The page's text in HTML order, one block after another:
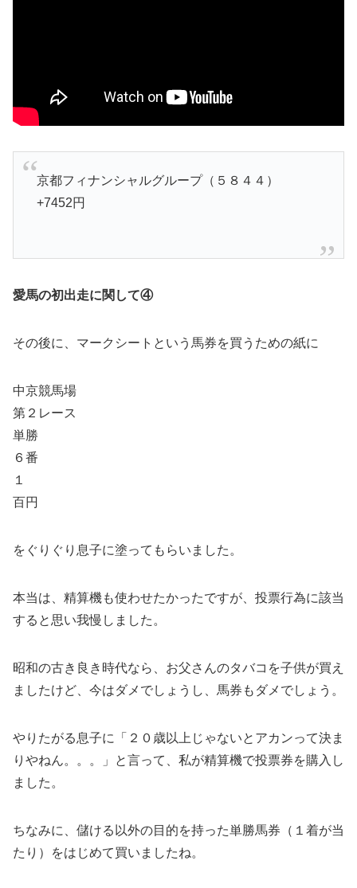
京都フィナンシャルグループ（５８４４）
+7452円
愛馬の初出走に関して④
その後に、マークシートという馬券を買うための紙に
中京競馬場
第２レース
単勝
６番
１
百円
をぐりぐり息子に塗ってもらいました。
本当は、精算機も使わせたかったですが、投票行為に該当
すると思い我慢しました。
昭和の古き良き時代なら、お父さんのタバコを子供が買え
ましたけど、今はダメでしょうし、馬券もダメでしょう。
やりたがる息子に「２０歳以上じゃないとアカンって決ま
りやねん。。。」と言って、私が精算機で投票券を購入し
ました。
ちなみに、儲ける以外の目的を持った単勝馬券（１着が当
たり）をはじめて買いましたね。